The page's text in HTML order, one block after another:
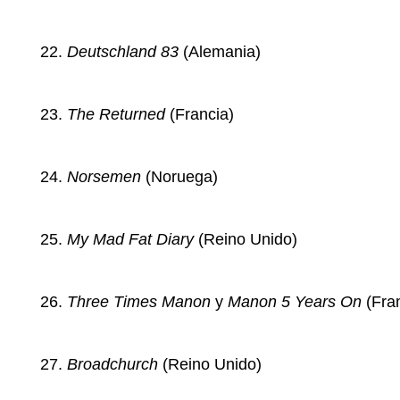
Deutschland 83 (Alemania)
The Returned(Francia)
Norsemen (Noruega)
My Mad Fat Diary(Reino Unido)
Three Times Manon y Manon 5 Years On
Broadchurch (Reino Unido)